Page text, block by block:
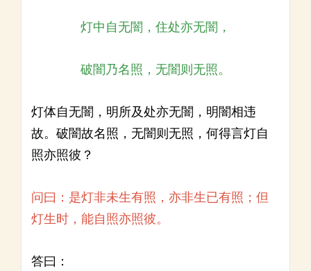
灯中自无闇，住处亦无闇，
破闇乃名照，无闇则无照。
灯体自无闇，明所及处亦无闇，明闇相违
故。破闇故名照，无闇则无照，何得言灯自
照亦照彼？
问曰：是灯非未生有照，亦非生已有照；但
灯生时，能自照亦照彼。
答曰：